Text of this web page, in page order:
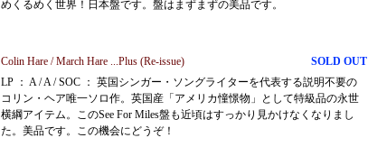
めくるめく世界！日本盤です。盤はまずまずの美品です。
SOLD OUT
Colin Hare / March Hare ...Plus (Re-issue)
LP ： A / A / SOC ： 英国シンガー・ソングライターを代表する説明不要の
コリン・ヘア唯一ソロ作。英国産「アメリカ憧憬物」として特級品の永世
横綱アイテム。このSee For Miles盤も近頃はすっかり見かけなくなりまし
た。美品です。この機会にどうぞ！